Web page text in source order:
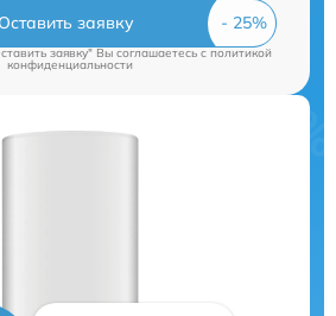
Оставить заявку
заявку" Вы соглашаетесь cполитикой
конфиденциальности